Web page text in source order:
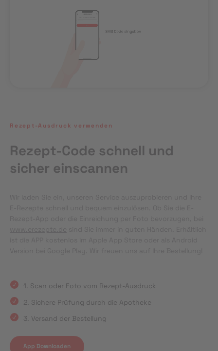
Rezept-Ausdruck verwenden
Rezept-Code schnell und
sicher einscannen
1. Scan oder Foto vom Rezept-Ausdruck
2. Sichere Prüfung durch die Apotheke
3. Versand der Bestellung
App Downloaden